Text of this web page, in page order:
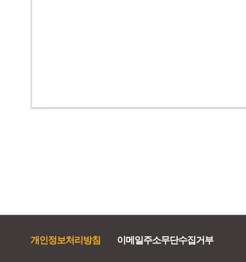
개인정보처리방침 이메일주소무단수집거부